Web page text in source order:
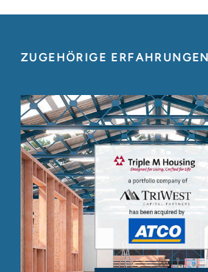
ZUGEHÖRIGE ERFAHRUNGEN